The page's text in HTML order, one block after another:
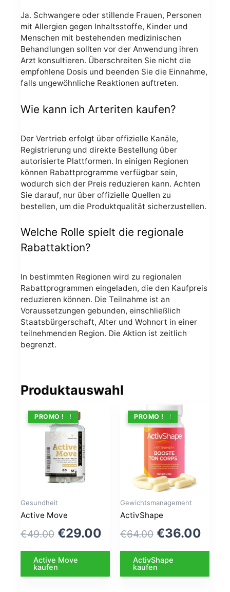
Ja. Schwangere oder stillende Frauen, Personen
mit Allergien gegen Inhaltsstoffe, Kinder und
Menschen mit bestehenden medizinischen
Behandlungen sollten vor der Anwendung ihren
Arzt konsultieren. Überschreiten Sie nicht die
empfohlene Dosis und beenden Sie die Einnahme,
falls ungewöhnliche Reaktionen auftreten.
Wie kann ich Arteriten kaufen?
Der Vertrieb erfolgt über offizielle Kanäle,
Registrierung und direkte Bestellung über
autorisierte Plattformen. In einigen Regionen
können Rabattprogramme verfügbar sein,
wodurch sich der Preis reduzieren kann. Achten
Sie darauf, nur über offizielle Quellen zu
bestellen, um die Produktqualität sicherzustellen.
Welche Rolle spielt die regionale
Rabattaktion?
In bestimmten Regionen wird zu regionalen
Rabattprogrammen eingeladen, die den Kaufpreis
reduzieren können. Die Teilnahme ist an
Voraussetzungen gebunden, einschließlich
Staatsbürgerschaft, Alter und Wohnort in einer
teilnehmenden Region. Die Aktion ist zeitlich
begrenzt.
Produktauswahl
ANGEBOT !
PROMO !
Gesundheit
Active Move
€49.00 Le
prix
initial
était :
€29.00
prix
actuel
est :
Active Move
kaufen
ANGEBOT !
PROMO !
Gewichtsmanagement
ActivShape
€64.00 Le
prix
initial
était :
€36.00
prix
est :
ActivShape
kaufen